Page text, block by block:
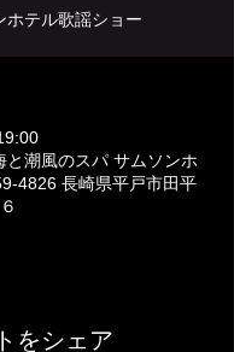
ホテル歌謡ショー
と潮風のスパ サムソンホ
4826 長崎県平戸市田平
をシェア